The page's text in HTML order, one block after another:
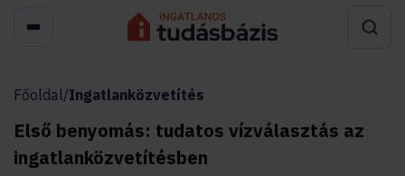
Főoldal/Ingatlanközvetítés
Első benyomás: tudatos vízválasztás az
ingatlanközvetítésben